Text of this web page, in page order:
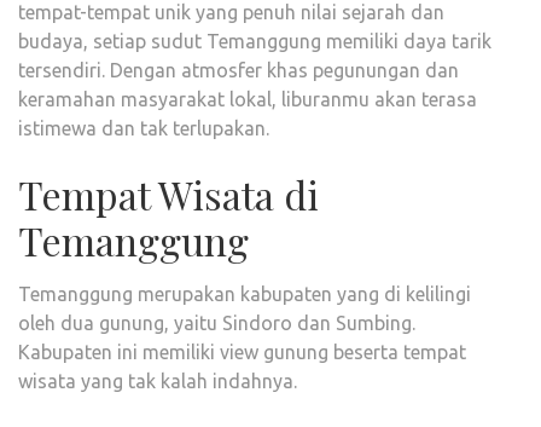
tempat-tempat unik yang penuh nilai sejarah dan
budaya, setiap sudut Temanggung memiliki daya tarik
tersendiri. Dengan atmosfer khas pegunungan dan
keramahan masyarakat lokal, liburanmu akan terasa
istimewa dan tak terlupakan.
Tempat Wisata di
Temanggung
Temanggung merupakan kabupaten yang di kelilingi
oleh dua gunung, yaitu Sindoro dan Sumbing.
Kabupaten ini memiliki view gunung beserta tempat
wisata yang tak kalah indahnya.